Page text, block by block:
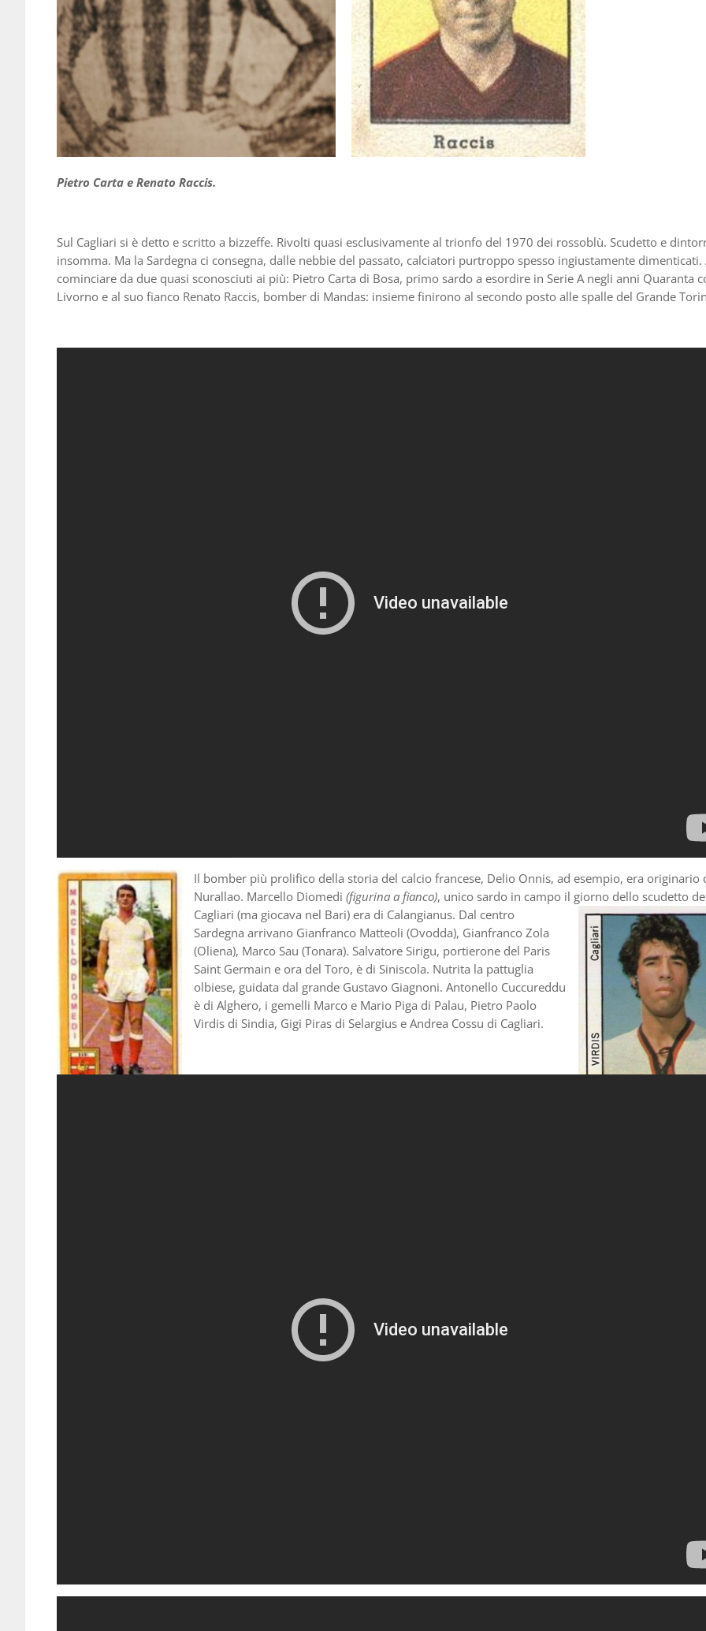
Pietro Carta e Renato Raccis.
Sul Cagliari si è detto e scritto a bizzeffe. Rivolti quasi esclusivamente al trionfo del 1970 dei rossoblù. Scudetto e
insomma. Ma la Sardegna ci consegna, dalle nebbie del passato, calciatori purtroppo spesso ingiustamente dimenticati.
cominciare da due quasi sconosciuti ai più: Pietro Carta di Bosa, primo sardo a esordire in Serie A negli anni Quaranta
Livorno e al suo fianco Renato Raccis, bomber di Mandas: insieme finirono al secondo posto alle spalle del Grande
Il bomber più prolifico della storia del calcio francese, Delio Onnis, ad esempio, era originario
Nurallao. Marcello Diomedi (figurina a fianco), unico sardo in campo il giorno dello scudetto
Cagliari (ma giocava nel Bari) era di Calangianus. Dal centro
Sardegna arrivano Gianfranco Matteoli (Ovodda), Gianfranco Zola
(Oliena), Marco Sau (Tonara). Salvatore Sirigu, portierone del Paris
Saint Germain e ora del Toro, è di Siniscola. Nutrita la pattuglia
olbiese, guidata dal grande Gustavo Giagnoni. Antonello Cuccureddu
è di Alghero, i gemelli Marco e Mario Piga di Palau, Pietro Paolo
Virdis di Sindia, Gigi Piras di Selargius e Andrea Cossu di Cagliari.